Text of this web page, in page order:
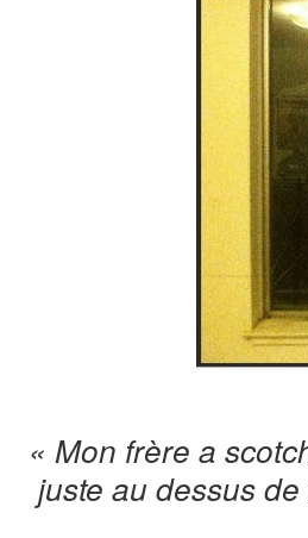
« Mon frère a
juste au dessus